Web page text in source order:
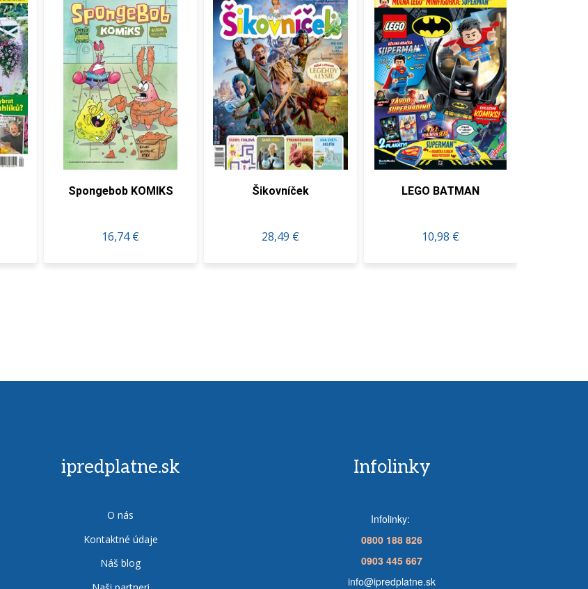
Spongebob KOMIKS
16,74 €
Šikovníček
28,49 €
LEGO BATMAN
10,98 €
ipredplatne.sk
O nás
Kontaktné údaje
Náš blog
Infolinky
Infolinky:
0800 188 826
0903 445 667
info@ipredplatne.sk